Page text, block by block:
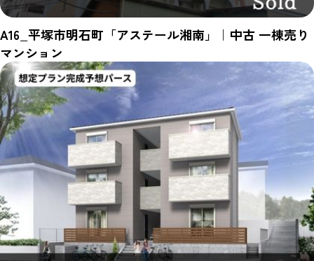
A16_平塚市明石町「アステール湘南」｜中古 一棟売り
マンション